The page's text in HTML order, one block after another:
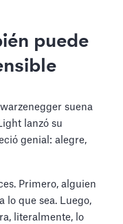
puede
suena
lanzó su
genial: alegre,
Primero, alguien
lo que sea. Luego,
literalmente, lo